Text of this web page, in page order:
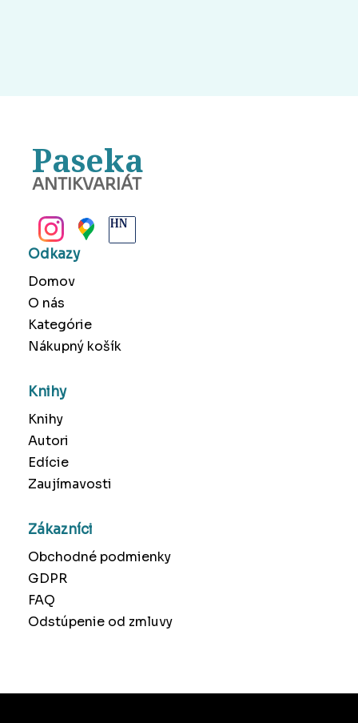
Paseka
ANTIKVARIÁT
Odkazy
Domov
O nás
Kategórie
Nákupný košík
Knihy
Knihy
Autori
Edície
Zaujímavosti
Zákazníci
Obchodné podmienky
GDPR
FAQ
Odstúpenie od zmluvy